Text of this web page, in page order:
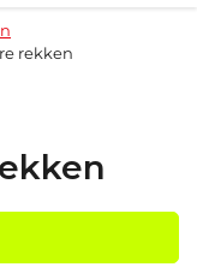
rekken